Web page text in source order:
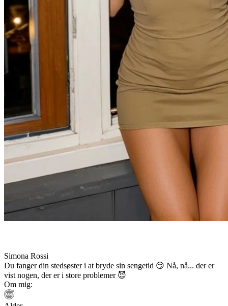
Simona Rossi
Du fanger din stedsøster i at bryde sin sengetid 😏 Nå, nå... der er
vist nogen, der er i store problemer 😈
Om mig: